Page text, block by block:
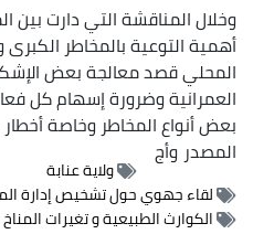
وخلال المناقشة التي دارت بين
أهمية التوعية بالمخاطر
المحلي قصد معالجة بعض
العمرانية وضرورة إسهام كل
بعض أنواع المخاطر وخاصة أخطار
المصدروأج
ولاية عنابة
لقاء جهوي حول تشخيص إدارة
الكوارث الطبيعية و تغيرات المناخ